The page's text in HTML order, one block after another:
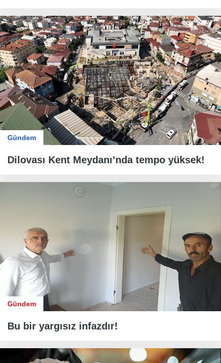
Gündem
Dilovası Kent Meydanı’nda tempo yüksek!
Gündem
Bu bir yargısız infazdır!